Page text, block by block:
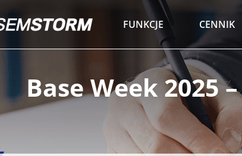
FUNKCJE CENNIK
Base Week 2025